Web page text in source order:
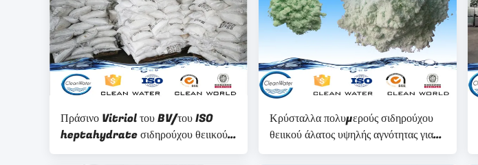
Πράσινο Vitriol του BV/του ISO
heptahydrate σιδηρούχου θειικού
άλατος για τη texile βιομηχανία
Κρύσταλλα πολυμερούς σιδηρούχου
θειικού άλατος υψηλής αγνότητας για
την κατεργασία ύδατος